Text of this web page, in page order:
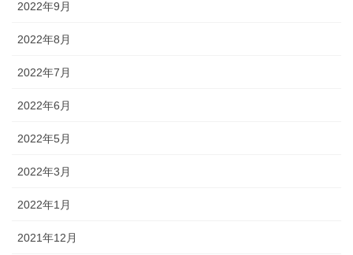
2022年9月
2022年8月
2022年7月
2022年6月
2022年5月
2022年3月
2022年1月
2021年12月